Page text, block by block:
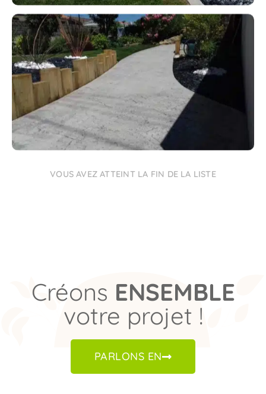
VOUS AVEZ ATTEINT LA FIN DE LA LISTE
Créons ENSEMBLE
votre projet !
PARLONS EN